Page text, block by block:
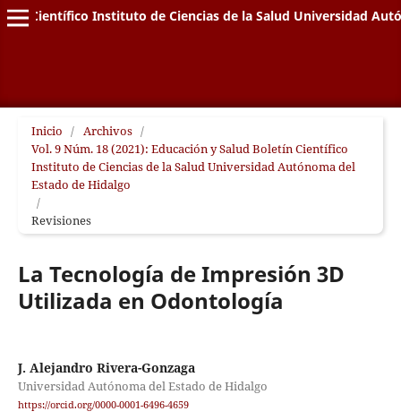
Científico Instituto de Ciencias de la Salud Universidad
Inicio / Archivos /
Vol. 9 Núm. 18 (2021): Educación y Salud Boletín Científico
Instituto de Ciencias de la Salud Universidad Autónoma del
Estado de Hidalgo
/
Revisiones
La Tecnología de Impresión 3D
Utilizada en Odontología
J. Alejandro Rivera-Gonzaga
Universidad Autónoma del Estado de Hidalgo
https://orcid.org/0000-0001-6496-4659